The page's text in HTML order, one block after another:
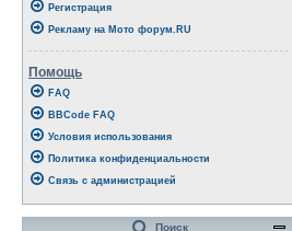
Регистрация
Рекламу на Мото форум.RU
Помощь
FAQ
BBCode FAQ
Условия использования
Политика конфиденциальности
Связь с администрацией
Поиск